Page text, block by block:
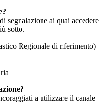
segnalazione ai quai accedere
sotto.
Regionale di riferimento)
a utilizzare il canale